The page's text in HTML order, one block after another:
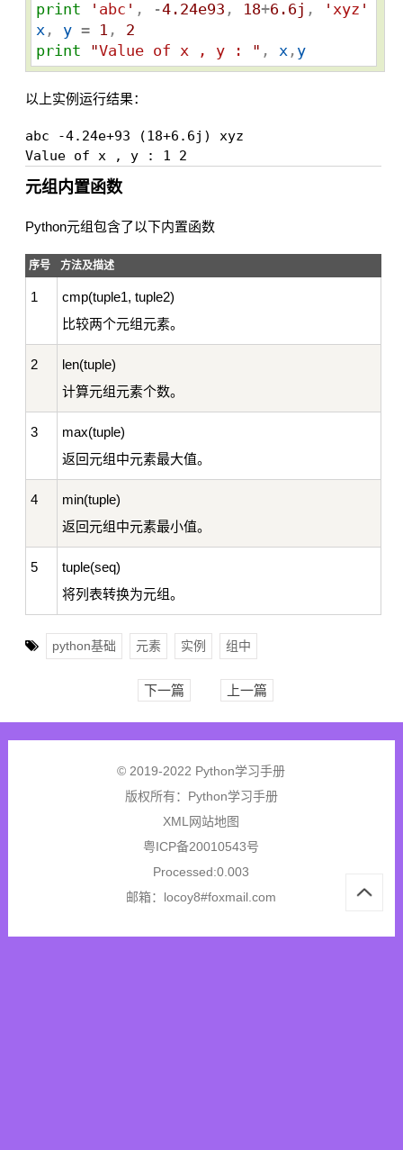
print ' abc ' , -4.24e93 , 18+6.6j , ' xyz '
x , y = 1 , 2
print
"Value of x , y : " , x , y
以上实例运行结果：
abc -4.24e+93 (18+6.6j) xyz
元组内置函数
Python元组包含了以下内置函数
序号 方法及描述
1
cmp(tuple1, tuple2)
比较两个元组元素。
2
len(tuple)
计算元组元素个数。
3
max(tuple)
返回元组中元素最大值。
4
min(tuple)
返回元组中元素最小值。
5
tuple(seq)
将列表转换为元组。
python基础 元素 实例 组中
下一篇 上一篇
© 2019-2022 Python学习手册
版权所有： Python学习手册
XML网站地图
粤ICP备20010543号
Processed:0.003
邮箱：locoy8#foxmail.com